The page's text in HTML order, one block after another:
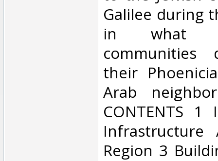
Galilee during
in what
communities
their
Arab
CONTENTS
Infrastructure
Region 3